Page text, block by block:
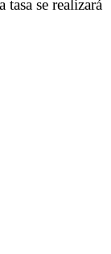
se realizará